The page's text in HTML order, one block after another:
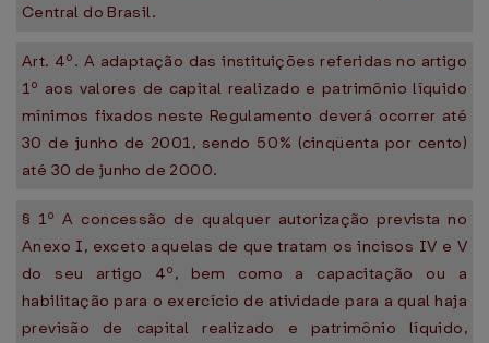
Central do Brasil.
Art. 4º. A adaptação das instituições referidas no artigo
1º aos valores de capital realizado e patrimônio líquido
mínimos fixados neste Regulamento deverá ocorrer até
30 de junho de 2001, sendo 50% (cinqüenta por cento)
até 30 de junho de 2000.
§ 1º A concessão de qualquer autorização prevista no
Anexo I, exceto aquelas de que tratam os incisos IV e V
do seu artigo 4º, bem como a capacitação ou a
habilitação para o exercício de atividade para a qual haja
previsão de capital realizado e patrimônio líquido,